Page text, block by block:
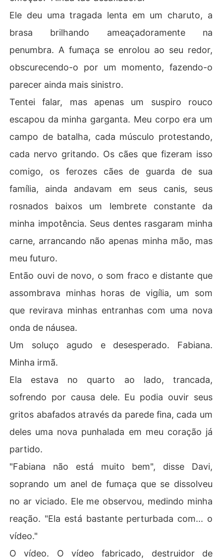
Ele deu uma tragada lenta em um charuto, a
brasa brilhando ameaçadoramente na
penumbra. A fumaça se enrolou ao seu redor,
obscurecendo-o por um momento, fazendo-o
parecer ainda mais sinistro.
Tentei falar, mas apenas um suspiro rouco
escapou da minha garganta. Meu corpo era um
campo de batalha, cada músculo protestando,
cada nervo gritando. Os cães que fizeram isso
comigo, os ferozes cães de guarda de sua
família, ainda andavam em seus canis, seus
rosnados baixos um lembrete constante da
minha impotência. Seus dentes rasgaram minha
carne, arrancando não apenas minha mão, mas
meu futuro.
Então ouvi de novo, o som fraco e distante que
assombrava minhas horas de vigília, um som
que revirava minhas entranhas com uma nova
onda de náusea.
Um soluço agudo e desesperado. Fabiana.
Minha irmã.
Ela estava no quarto ao lado, trancada,
sofrendo por causa dele. Eu podia ouvir seus
gritos abafados através da parede fina, cada um
deles uma nova punhalada em meu coração já
partido.
"Fabiana não está muito bem", disse Davi,
soprando um anel de fumaça que se dissolveu
no ar viciado. Ele me observou, medindo minha
reação. "Ela está bastante perturbada com... o
vídeo."
O vídeo. O vídeo fabricado, destruidor de